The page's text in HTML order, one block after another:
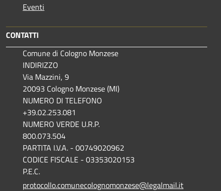
Eventi
CONTATTI
Comune di Cologno Monzese
INDIRIZZO
Via Mazzini, 9
20093 Cologno Monzese (MI)
NUMERO DI TELEFONO
+39.02.253.081
NUMERO VERDE U.R.P.
800.073.504
PARTITA I.V.A. - 00749020962
CODICE FISCALE - 03353020153
P.E.C.
protocollo.comunecolognomonzese@legalmail.it